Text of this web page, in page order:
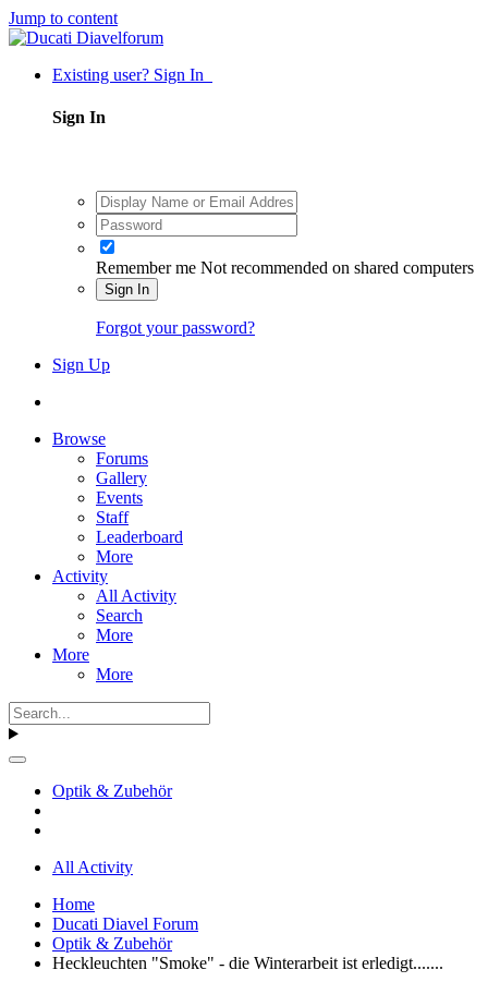
Jump to content
Existing user? Sign In
Sign In
Remember me Not recommended on shared computers
Sign In
Forgot your password?
Sign Up
Browse
Forums
Gallery
Events
Staff
Leaderboard
More
Activity
All Activity
Search
More
More
More
Optik & Zubehör
All Activity
Home
Ducati Diavel Forum
Optik & Zubehör
Heckleuchten "Smoke" - die Winterarbeit ist erledigt.......